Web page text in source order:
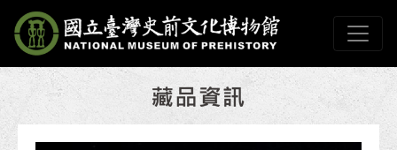
跳到主要內容
國立臺灣史前文化博物
網頁導覽